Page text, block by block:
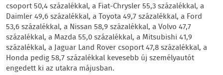
csoport 50,4 százalékkal, a Fiat-Chrysler 55,3 százalékkal, a
Daimler 49,6 százalékkal, a Toyota 49,7 százalékkal, a Ford
53,6 százalékkal, a Nissan 58,9 százalékkal, a Volvo 47,7
százalékkal, a Mazda 55,0 százalékkal, a Mitsubishi 41,9
százalékkal, a Jaguar Land Rover csoport 47,8 százalékkal, a
Honda pedig 58,7 százalékkal kevesebb új személyautót
engedett ki az utakra májusban.